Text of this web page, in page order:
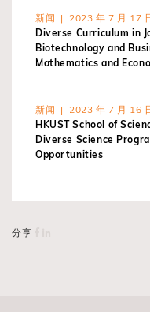
新闻 | 2023 年 7 月 17
Diverse Curriculum in
Biotechnology and
Mathematics and
新闻 | 2023 年 7 月 16
HKUST School of
Diverse Science
Opportunities
分享